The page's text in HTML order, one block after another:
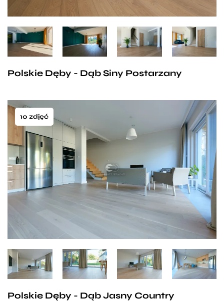
Polskie Dęby - Dąb Siny Postarzany
10 zdjęć
Polskie Dęby - Dąb Jasny Country